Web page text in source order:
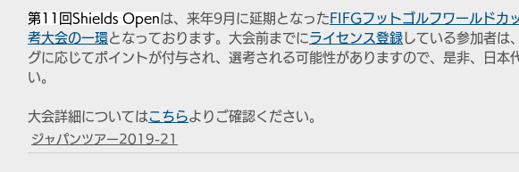
第11回Shields Openは、来年9月に延期となった FIFGフットゴルフワールドカ
考大会の一環となっております。大会前までにライセンス登録 している参加者は
グに応じてポイントが付与され、選考される可能性がありますので、是非、日本
い。
大会詳細については こちらよりご確認ください。
ジャパンツアー2019-21